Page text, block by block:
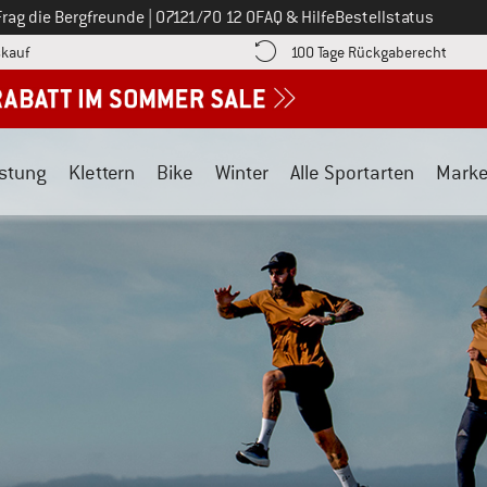
die Bergfreunde Ruf uns an unter
07121/70 12 0FAQ & HilfeBestellstatus
Finde die Zahlungs-Infos hier! Öffnet sich in einer Infobox
100 Tage Rückgaberecht
Klettern Bike Winter Alle Sportarten